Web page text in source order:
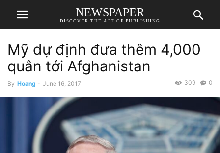
NEWSPAPER
DISCOVER THE ART OF PUBLISHING
Mỹ dự định đưa thêm 4,000
quân tới Afghanistan
By Hoang - June 16, 2017 0
309